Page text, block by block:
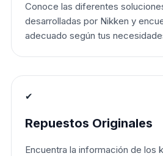
Conoce las diferentes
desarrolladas por Nikken y
adecuado según tus
✔
Repuestos Originales
Encuentra la información de los